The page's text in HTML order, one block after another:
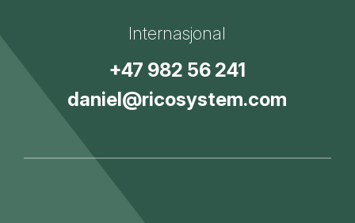
Internasjonal
+47 982 56 241
daniel@ricosystem.com